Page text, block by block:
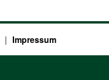
Impressum